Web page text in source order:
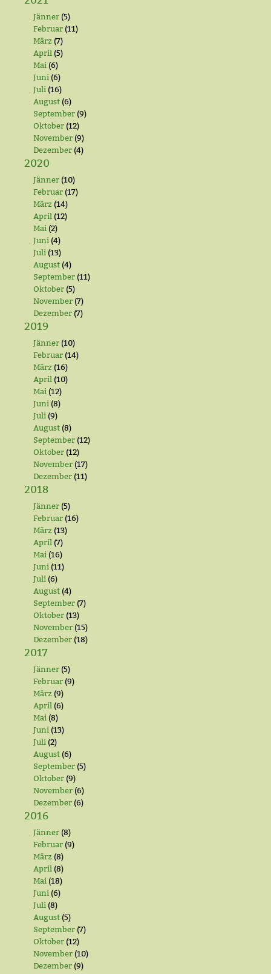
Jänner (5)
Februar (11)
März (7)
April (5)
Mai (6)
Juni (6)
Juli (16)
August (6)
September (9)
Oktober (12)
November (9)
Dezember (4)
2020
Jänner (10)
Februar (17)
März (14)
April (12)
Mai (2)
Juni (4)
Juli (13)
August (4)
September (11)
Oktober (5)
November (7)
Dezember (7)
2019
Jänner (10)
Februar (14)
März (16)
April (10)
Mai (12)
Juni (8)
Juli (9)
August (8)
September (12)
Oktober (12)
November (17)
Dezember (11)
2018
Jänner (5)
Februar (16)
März (13)
April (7)
Mai (16)
Juni (11)
Juli (6)
August (4)
September (7)
Oktober (13)
November (15)
Dezember (18)
2017
Jänner (5)
Februar (9)
März (9)
April (6)
Mai (8)
Juni (13)
Juli (2)
August (6)
September (5)
Oktober (9)
November (6)
Dezember (6)
2016
Jänner (8)
Februar (9)
März (8)
April (8)
Mai (18)
Juni (6)
Juli (8)
August (5)
September (7)
Oktober (12)
November (10)
Dezember (9)